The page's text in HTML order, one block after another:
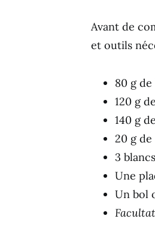
Avant de
et outils
80 g
120 g
140 g
20 g de
3
Une
Un bol